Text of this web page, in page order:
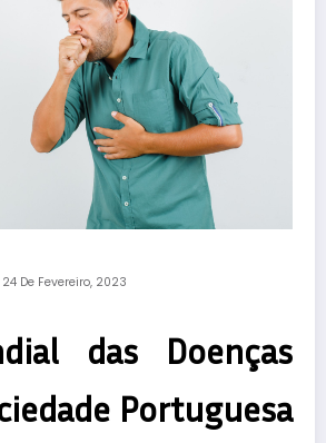
24 De Fevereiro, 2023
das Doenças
Portuguesa